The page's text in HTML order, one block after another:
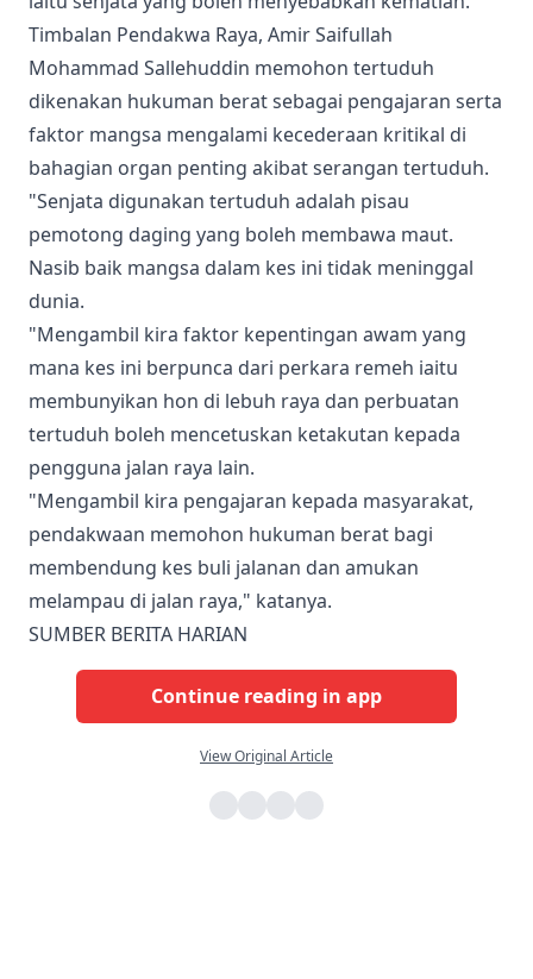
Timbalan Pendakwa Raya, Amir Saifullah
Mohammad Sallehuddin memohon tertuduh
dikenakan hukuman berat sebagai pengajaran serta
faktor mangsa mengalami kecederaan kritikal di
bahagian organ penting akibat serangan tertuduh.
"Senjata digunakan tertuduh adalah pisau
pemotong daging yang boleh membawa maut.
Nasib baik mangsa dalam kes ini tidak meninggal
dunia.
"Mengambil kira faktor kepentingan awam yang
mana kes ini berpunca dari perkara remeh iaitu
membunyikan hon di lebuh raya dan perbuatan
tertuduh boleh mencetuskan ketakutan kepada
pengguna jalan raya lain.
"Mengambil kira pengajaran kepada masyarakat,
pendakwaan memohon hukuman berat bagi
membendung kes buli jalanan dan amukan
melampau di jalan raya," katanya.
SUMBER BERITA HARIAN
Continue reading in app
View Original Article